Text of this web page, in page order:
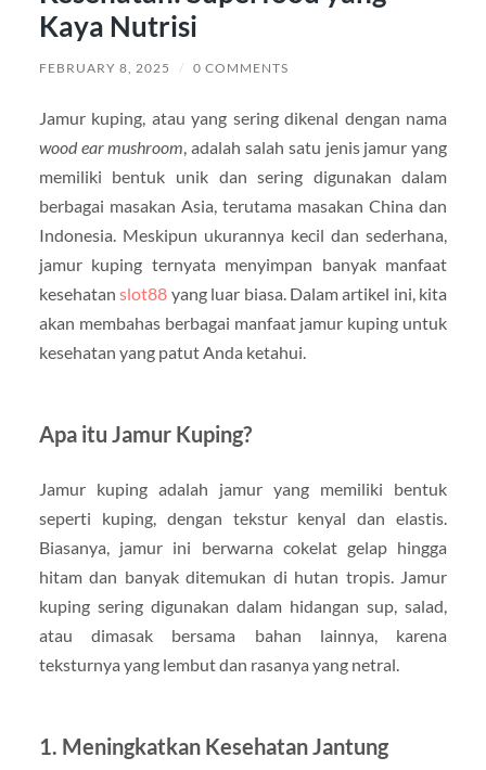
Kaya Nutrisi
FEBRUARY 8, 2025 / 0 COMMENTS
Jamur kuping, atau yang sering dikenal dengan nama
wood ear mushroom, adalah salah satu jenis jamur yang
memiliki bentuk unik dan sering digunakan dalam
berbagai masakan Asia, terutama masakan China dan
Indonesia. Meskipun ukurannya kecil dan sederhana,
jamur kuping ternyata menyimpan banyak manfaat
kesehatanslot88 yang luar biasa. Dalam artikel ini, kita
akan membahas berbagai manfaat jamur kuping untuk
kesehatan yang patut Anda ketahui.
Apa itu Jamur Kuping?
Jamur kuping adalah jamur yang memiliki bentuk
seperti kuping, dengan tekstur kenyal dan elastis.
Biasanya, jamur ini berwarna cokelat gelap hingga
hitam dan banyak ditemukan di hutan tropis. Jamur
kuping sering digunakan dalam hidangan sup, salad,
atau dimasak bersama bahan lainnya, karena
teksturnya yang lembut dan rasanya yang netral.
1. Meningkatkan Kesehatan Jantung